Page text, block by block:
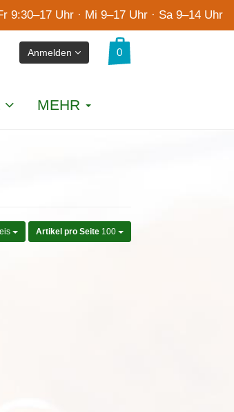
9:30–17 Uhr · Mi 9–17 Uhr · Sa 9–14 Uhr
Anmelden
MEHR
Artikel pro Seite 100